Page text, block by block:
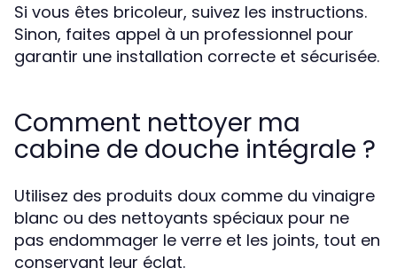
Si vous êtes bricoleur, suivez les instructions.
Sinon, faites appel à un professionnel pour
garantir une installation correcte et sécurisée.
Comment nettoyer ma
cabine de douche intégrale ?
Utilisez des produits doux comme du vinaigre
blanc ou des nettoyants spéciaux pour ne
pas endommager le verre et les joints, tout en
conservant leur éclat.